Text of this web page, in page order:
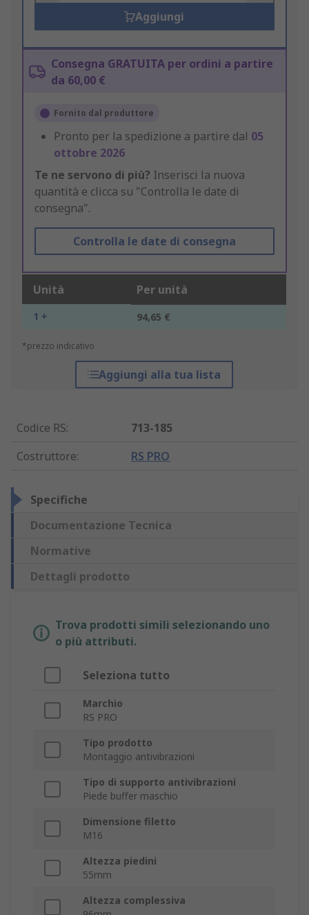
Aggiungi
Consegna GRATUITA per ordini a partire
da 60,00 €
Fornito dal produttore
Pronto per la spedizione a partire dal 05
ottobre 2026
Te ne servono di più? Inserisci la nuova
quantità e clicca su "Controlla le date di
consegna".
Controlla le date di consegna
Unità Per unità
1 + 94,65 €
*prezzo indicativo
Aggiungi alla tua lista
Codice RS:
713-185
Costruttore: RS PRO
Specifiche
Documentazione Tecnica
Normative
Dettagli prodotto
Trova prodotti simili selezionando uno
o più attributi.
Seleziona tutto
Marchio
RS PRO
Tipo prodotto
Montaggio antivibrazioni
Tipo di supporto antivibrazioni
Piede buffer maschio
Dimensione filetto
M16
Altezza piedini
55mm
Altezza complessiva